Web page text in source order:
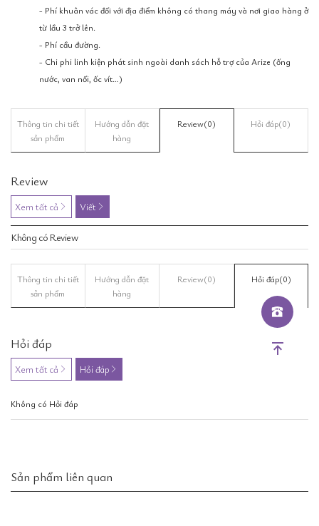
- Phí khuân vác đối với địa điểm không có thang máy và nơi giao hàng ở
từ lầu 3 trở lên.
- Phí cầu đường.
- Chi phi linh kiện phát sinh ngoài danh sách hỗ trợ của Arize (ống
nước, van nối, ốc vít…)
Thông tin chi tiết
sản phẩm
Hướng dẫn đặt
hàng
Review(0) Hỏi đáp(0)
Review
Xem tất cả Viết
Không có Review
Thông tin chi tiết
sản phẩm
Hướng dẫn đặt
hàng
Review(0) Hỏi đáp(0)
Hỏi đáp
Xem tất cả Hỏi đáp
Không có Hỏi đáp
Sản phẩm liên quan